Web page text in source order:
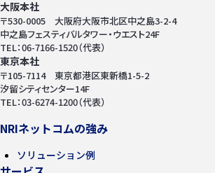
大阪本社
〒530-0005 大阪府大阪市北区中之島3-2-4
中之島フェスティバルタワー・ウエスト24F
TEL：06-7166-1520（代表）
東京本社
〒105-7114 東京都港区東新橋1-5-2
汐留シティセンター14F
TEL：03-6274-1200（代表）
NRIネットコムの強み
ソリューション例